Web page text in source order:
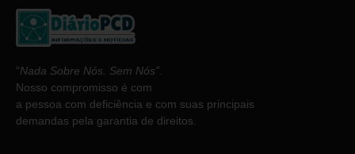
“Nada Sobre Nós. Sem Nós”
Nosso compromisso é com
a pessoa com deficiência e com suas principais
demandas pela garantia de direitos.